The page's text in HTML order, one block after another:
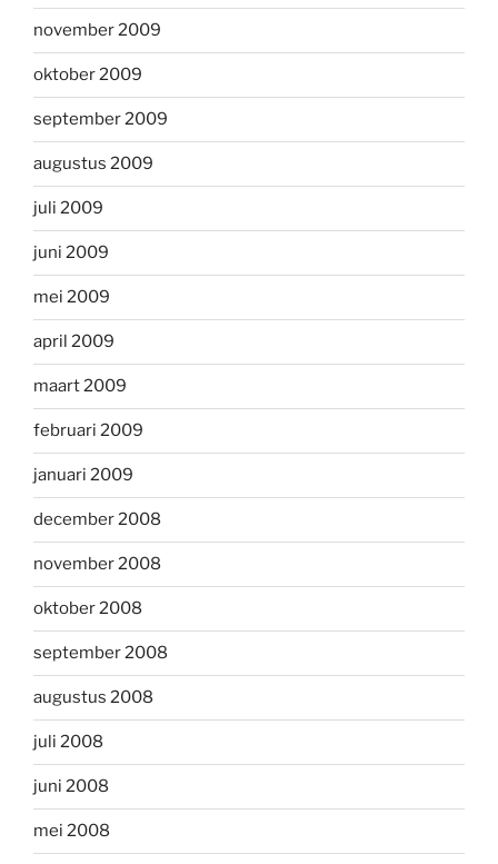
november 2009
oktober 2009
september 2009
augustus 2009
juli 2009
juni 2009
mei 2009
april 2009
maart 2009
februari 2009
januari 2009
december 2008
november 2008
oktober 2008
september 2008
augustus 2008
juli 2008
juni 2008
mei 2008